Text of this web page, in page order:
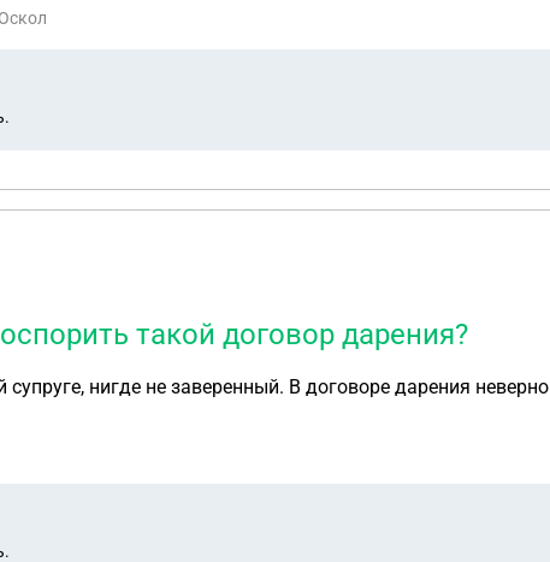
такой договор дарения?
супруге, нигде не заверенный. В договоре дарения